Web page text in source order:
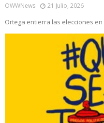
OWWNews 21 Julio, 2026
Ortega entierra las elecciones en